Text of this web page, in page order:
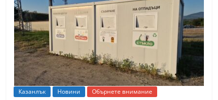
Казанлък Новини Обърнете внимание